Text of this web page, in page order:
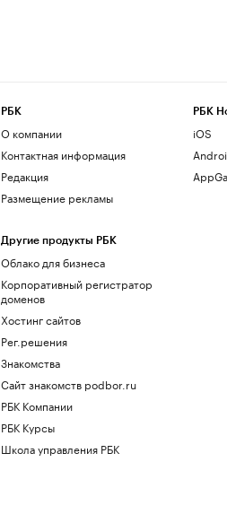
РБК
О компании
Контактная информация
Редакция
Размещение рекламы
Другие продукты РБК
Облако для бизнеса
Корпоративный регистратор
доменов
Хостинг сайтов
Рег.решения
Знакомства
Сайт знакомств podbor.ru
РБК Компании
РБК Курсы
Школа управления РБК
РБК
iOS